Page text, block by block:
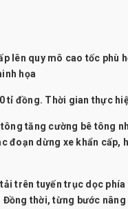
lên quy mô cao tốc phù
họa
tỉ đồng. Thời gian thực
tăng cường bê tông
đoạn dừng xe khẩn cấp,
trên tuyến trục dọc
thời, từng bước nâng